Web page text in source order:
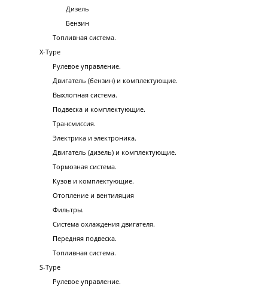
Дизель
Бензин
Топливная система.
X-Type
Рулевое управление.
Двигатель (бензин) и комплектующие.
Выхлопная система.
Подвеска и комплектующие.
Трансмиссия.
Электрика и электроника.
Двигатель (дизель) и комплектующие.
Тормозная система.
Кузов и комплектующие.
Отопление и вентиляция
Фильтры.
Система охлаждения двигателя.
Передняя подвеска.
Топливная система.
S-Type
Рулевое управление.